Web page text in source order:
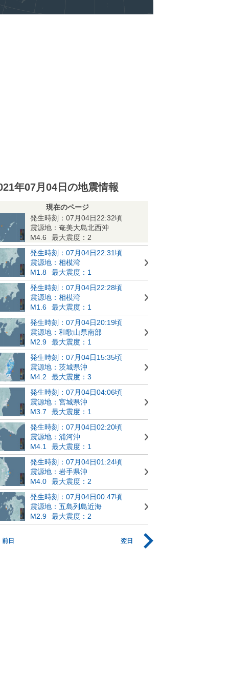
年07月04日の地震情報
現在のページ
発生時刻：07月04日22:32頃
震源地：奄美大島北西沖
M4.6
最大震度：2
発生時刻：07月04日22:31頃
震源地：相模湾
M1.8
最大震度：1
発生時刻：07月04日22:28頃
震源地：相模湾
M1.6
最大震度：1
発生時刻：07月04日20:19頃
震源地：和歌山県南部
M2.9
最大震度：1
発生時刻：07月04日15:35頃
震源地：茨城県沖
M4.2
最大震度：3
発生時刻：07月04日04:06頃
震源地：宮城県沖
M3.7
最大震度：1
発生時刻：07月04日02:20頃
震源地：浦河沖
M4.1
最大震度：1
発生時刻：07月04日01:24頃
震源地：岩手県沖
M4.0
最大震度：2
発生時刻：07月04日00:47頃
震源地：五島列島近海
M2.9
最大震度：2
前日 翌日